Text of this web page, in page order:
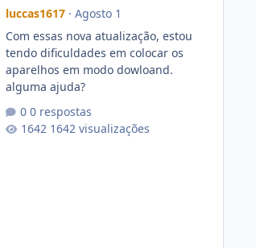
luccas1617· Agosto 1
Com essas nova atualização, estou
tendo dificuldades em colocar os
aparelhos em modo dowloand.
alguma ajuda?
0 respostas
1642 visualizações